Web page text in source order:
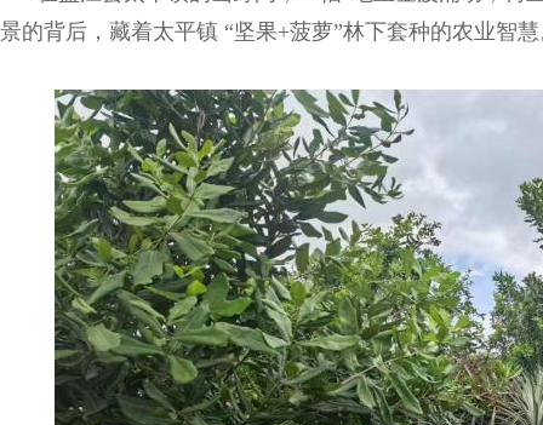
景的背后，藏着太平镇 “坚果+菠萝”林下套种的农业智